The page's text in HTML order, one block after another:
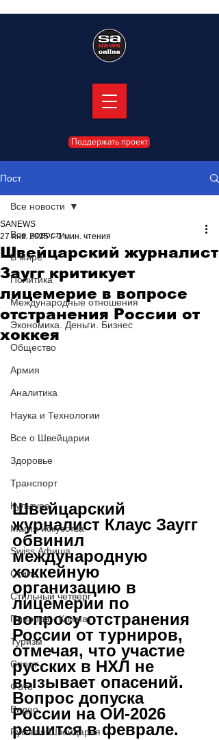
Поддержать проект
Пост
Все новости
В мире
Политика
Международные отношения
Экономика. Деньги. Бизнес
Общество
Армия
Аналитика
Наука и Технологии
Все о Швейцарии
Здоровье
Транспорт
Культура
Магия искусства
Swiss Афиша
Стиль
Стильный четверг
Природа - Климат
Туризм
Спорт
Фото
Видео
Русская Швейцария
Все новости
Швейцарский журналист
Заугг критикует
лицемерие в вопросе
отстранения России от
хоккея
SANEWS
27 янв. 2025 г. 1 мин. чтения
Швейцарский
журналист Клаус Заугг
обвинил
международную
хоккейную
организацию в
лицемерии по
вопросу отстранения
России от турниров,
отмечая, что участие
русских в НХЛ не
вызывает опасений.
Вопрос допуска
России на ОИ-2026
решится в феврале.